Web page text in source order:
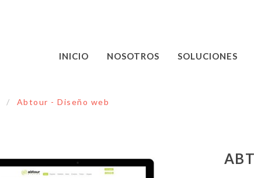
INICIO NOSOTROS SOLUCIONES
/ Abtour - Diseño web